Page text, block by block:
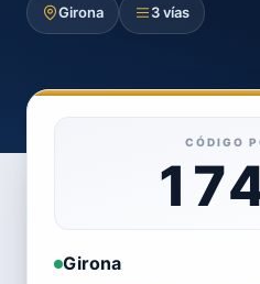
Girona 3 vías
CÓDIGO
Girona